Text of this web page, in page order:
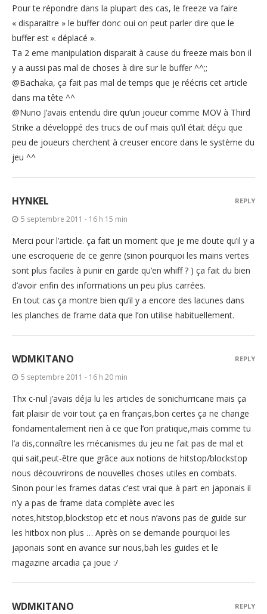
Pour te répondre dans la plupart des cas, le freeze va faire
« disparaitre » le buffer donc oui on peut parler dire que le
buffer est « déplacé ».
Ta 2 eme manipulation disparait à cause du freeze mais bon il
y a aussi pas mal de choses à dire sur le buffer ^^;;
@Bachaka, ça fait pas mal de temps que je réécris cet article
dans ma tête ^^
@Nuno J’avais entendu dire qu’un joueur comme MOV à Third
Strike a développé des trucs de ouf mais qu’il était déçu que
peu de joueurs cherchent à creuser encore dans le système du
jeu ^^
HYNKEL
5 septembre 2011 - 16 h 15 min
Merci pour l’article. ça fait un moment que je me doute qu’il y a
une escroquerie de ce genre (sinon pourquoi les mains vertes
sont plus faciles à punir en garde qu’en whiff ? ) ça fait du bien
d’avoir enfin des informations un peu plus carrées.
En tout cas ça montre bien qu’il y a encore des lacunes dans
les planches de frame data que l’on utilise habituellement.
REPLY
WDMKITANO
5 septembre 2011 - 16 h 20 min
Thx c-nul j’avais déja lu les articles de sonichurricane mais ça
fait plaisir de voir tout ça en français,bon certes ça ne change
fondamentalement rien à ce que l’on pratique,mais comme tu
l’a dis,connaître les mécanismes du jeu ne fait pas de mal et
qui sait,peut-être que grâce aux notions de hitstop/blockstop
nous découvrirons de nouvelles choses utiles en combats.
Sinon pour les frames datas c’est vrai que à part en japonais il
n’y a pas de frame data complète avec les
notes,hitstop,blockstop etc et nous n’avons pas de guide sur
les hitbox non plus … Après on se demande pourquoi les
japonais sont en avance sur nous,bah les guides et le
magazine arcadia ça joue :/
REPLY
WDMKITANO REPLY